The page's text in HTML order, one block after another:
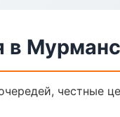
в
честные